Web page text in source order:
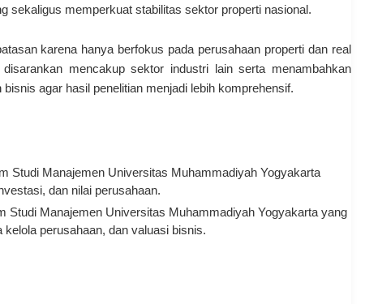
sekaligus memperkuat stabilitas sektor properti nasional.
karena hanya berfokus pada perusahaan properti dan real
mencakup sektor industri lain serta menambahkan
agar hasil penelitian menjadi lebih komprehensif.
Studi Manajemen Universitas Muhammadiyah Yogyakarta
dan nilai perusahaan.
Studi Manajemen Universitas Muhammadiyah Yogyakarta yang
perusahaan, dan valuasi bisnis.